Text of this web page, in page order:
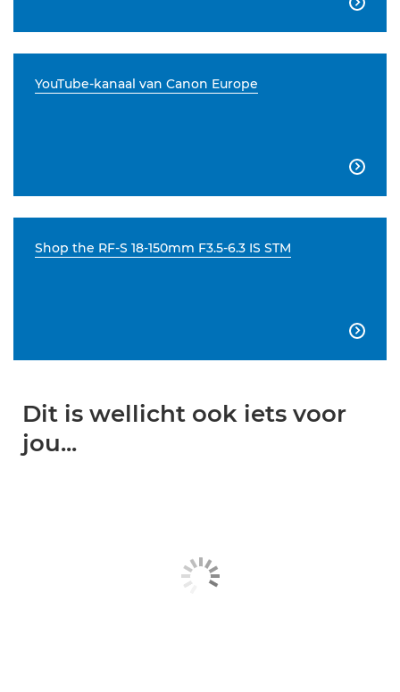

YouTube-kanaal van Canon Europe

Shop the RF-S 18-150mm F3.5-6.3 IS STM

Dit is wellicht ook iets voor
jou...